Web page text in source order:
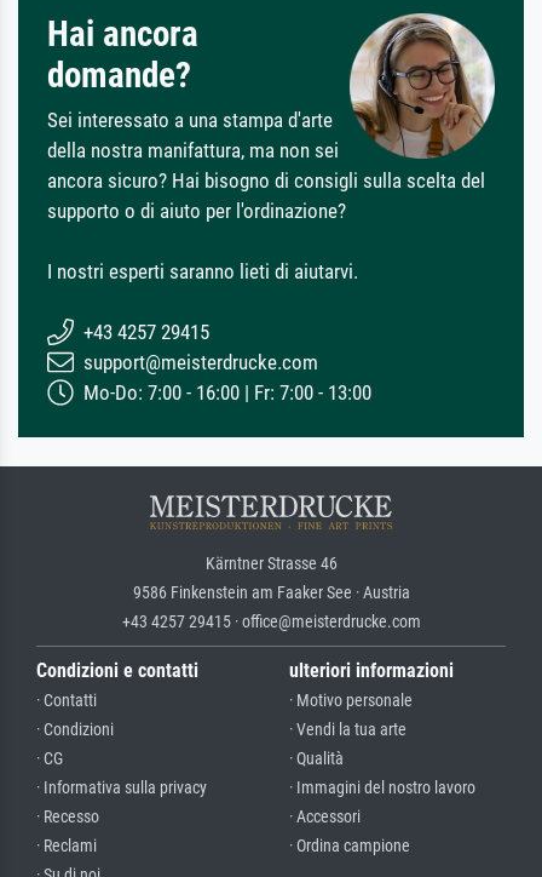
Hai ancora
domande?
Sei interessato a una stampa d'arte
della nostra manifattura, ma non sei
ancora sicuro? Hai bisogno di consigli sulla scelta del
supporto o di aiuto per l'ordinazione?
I nostri esperti saranno lieti di aiutarvi.
+43 4257 29415
support@meisterdrucke.com
Mo-Do: 7:00 - 16:00 | Fr: 7:00 - 13:00
Kärntner Strasse 46
9586 Finkenstein am Faaker See · Austria
+43 4257 29415 · office@meisterdrucke.com
Condizioni e contatti
· Contatti
· Condizioni
· CG
· Informativa sulla privacy
· Recesso
· Reclami
ulteriori informazioni
· Motivo personale
· Vendi la tua arte
· Qualità
· Immagini del nostro lavoro
· Accessori
· Ordina campione